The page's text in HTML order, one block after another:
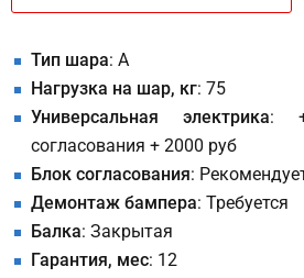
Тип шара: A
Нагрузка на шар, кг: 75
Универсальная электрика:
согласования + 2000 руб
Блок согласования:
Демонтаж бампера: Требуется
Балка: Закрытая
Гарантия, мес: 12